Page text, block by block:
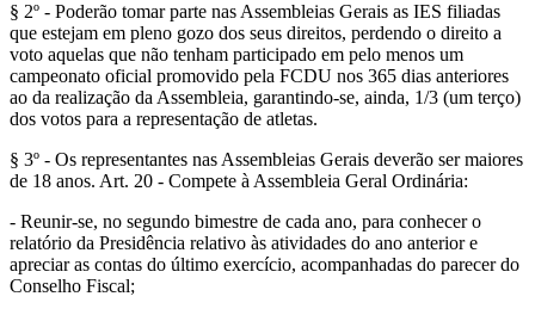
§ 2º - Poderão tomar parte nas Assembleias Gerais as IES filiadas
que estejam em pleno gozo dos seus direitos, perdendo o direito a
voto aquelas que não tenham participado em pelo menos um
campeonato oficial promovido pela FCDU nos 365 dias anteriores
ao da realização da Assembleia, garantindo-se, ainda, 1/3 (um terço)
dos votos para a representação de atletas.
§ 3º - Os representantes nas Assembleias Gerais deverão ser maiores
de 18 anos. Art. 20 - Compete à Assembleia Geral Ordinária:
- Reunir-se, no segundo bimestre de cada ano, para conhecer o
relatório da Presidência relativo às atividades do ano anterior e
apreciar as contas do último exercício, acompanhadas do parecer do
Conselho Fiscal;